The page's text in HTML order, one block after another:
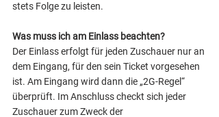
stets Folge zu leisten.
Was muss ich am Einlass beachten?
Der Einlass erfolgt für jeden Zuschauer nur an
dem Eingang, für den sein Ticket vorgesehen
ist. Am Eingang wird dann die „2G-Regel“
überprüft. Im Anschluss checkt sich jeder
Zuschauer zum Zweck der